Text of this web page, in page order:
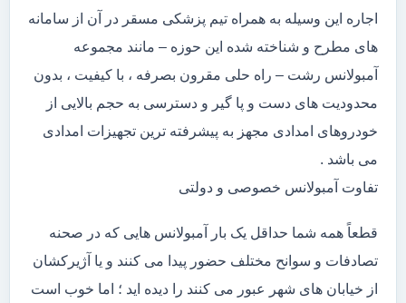
اجاره این وسیله به همراه تیم پزشکی مسقر در آن از سامانه
های مطرح و شناخته شده این حوزه – مانند مجموعه
آمبولانس رشت – راه حلی مقرون بصرفه ، با کیفیت ، بدون
محدودیت های دست و پا گیر و دسترسی به حجم بالایی از
خودروهای امدادی مجهز به پیشرفته ترین تجهیزات امدادی
می باشد .
تفاوت آمبولانس خصوصی و دولتی
قطعاً همه شما حداقل یک بار آمبولانس هایی که در صحنه
تصادفات و سوانح مختلف حضور پیدا می کنند و یا آژیرکشان
از خیابان های شهر عبور می کنند را دیده اید ؛ اما خوب است